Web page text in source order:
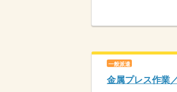
一般派遣
金属プレス作業